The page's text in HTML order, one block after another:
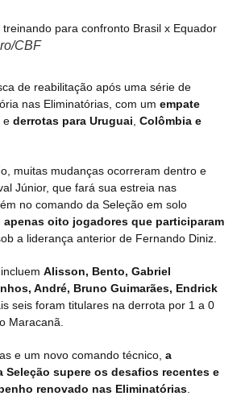
CBF
de reabilitação após uma série de
nas Eliminatórias, com um empate
e derrotas para Uruguai Colômbia e
muitas mudanças ocorreram dentro e
Júnior, que fará sua estreia nas
no comando da Seleção em solo
oito jogadores que participaram
a liderança anterior de Fernando Diniz.
Alisson, Bento, Gabriel
André, Bruno Guimarães, Endrick
seis foram titulares na derrota por 1 a 0
Maracanã.
e um novo comando técnico, a
Seleção supere os desafios recentes e
renovado nas Eliminatórias